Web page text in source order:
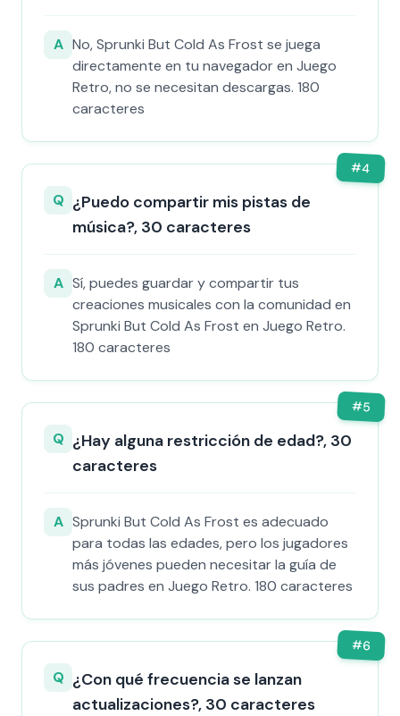
A No, Sprunki But Cold As Frost se juega
directamente en tu navegador en Juego
Retro, no se necesitan descargas. 180
caracteres
#4
Q ¿Puedo compartir mis pistas de
música?, 30 caracteres
A Sí, puedes guardar y compartir tus
creaciones musicales con la comunidad en
Sprunki But Cold As Frost en Juego Retro.
180 caracteres
#5
Q ¿Hay alguna restricción de edad?, 30
caracteres
A Sprunki But Cold As Frost es adecuado
para todas las edades, pero los jugadores
más jóvenes pueden necesitar la guía de
sus padres en Juego Retro. 180 caracteres
#6
Q ¿Con qué frecuencia se lanzan
actualizaciones?, 30 caracteres